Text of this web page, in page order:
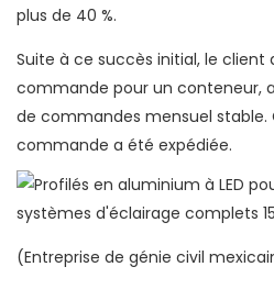
plus de 40 %.
Suite à ce succès initial, le client
commande pour un conteneur,
de commandes mensuel stable.
commande a été expédiée.
(Entreprise de génie civil